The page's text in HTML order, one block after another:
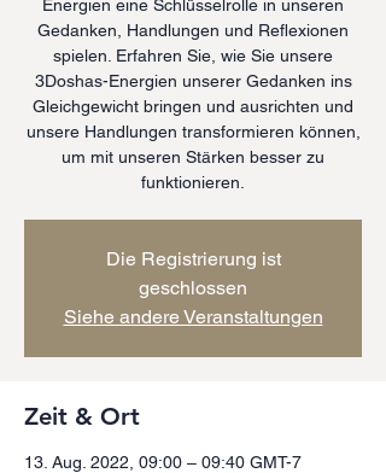
Energien eine Schlüsselrolle in unseren
Gedanken, Handlungen und Reflexionen
spielen. Erfahren Sie, wie Sie unsere
3Doshas-Energien unserer Gedanken ins
Gleichgewicht bringen und ausrichten und
unsere Handlungen transformieren können,
um mit unseren Stärken besser zu
funktionieren.
Die Registrierung ist
geschlossen
Siehe andere Veranstaltungen
Zeit & Ort
13. Aug. 2022, 09:00 – 09:40 GMT-7